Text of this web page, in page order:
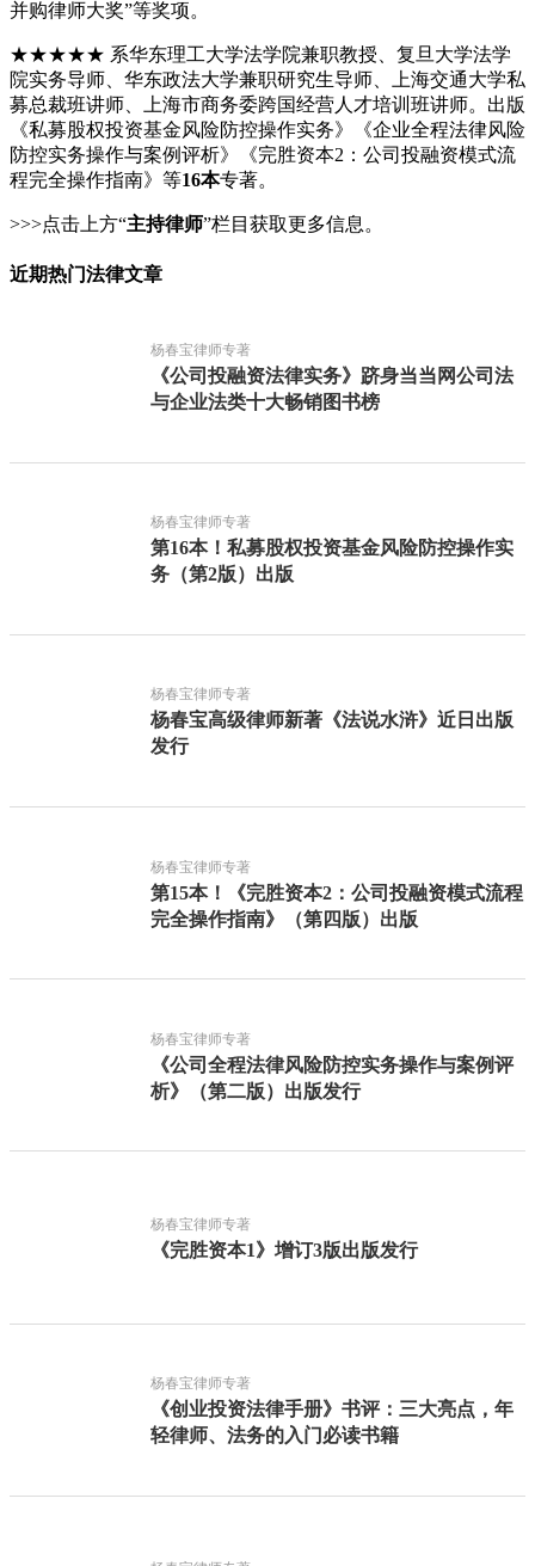
并购律师大奖”等奖项。
★★★★★ 系华东理工大学法学院兼职教授、复旦大学法学
院实务导师、华东政法大学兼职研究生导师、上海交通大学私
募总裁班讲师、上海市商务委跨国经营人才培训班讲师。出版
《私募股权投资基金风险防控操作实务》《企业全程法律风险
防控实务操作与案例评析》《完胜资本2：公司投融资模式流
程完全操作指南》等16本专著。
>>>点击上方“主持律师”栏目获取更多信息。
近期热门法律文章
杨春宝律师专著
《公司投融资法律实务》跻身当当网公司法
与企业法类十大畅销图书榜
杨春宝律师专著
第16本！私募股权投资基金风险防控操作实
务（第2版）出版
杨春宝律师专著
杨春宝高级律师新著《法说水浒》近日出版
发行
杨春宝律师专著
第15本！《完胜资本2：公司投融资模式流程
完全操作指南》（第四版）出版
杨春宝律师专著
《公司全程法律风险防控实务操作与案例评
析》（第二版）出版发行
杨春宝律师专著
《完胜资本1》增订3版出版发行
杨春宝律师专著
《创业投资法律手册》书评：三大亮点，年
轻律师、法务的入门必读书籍